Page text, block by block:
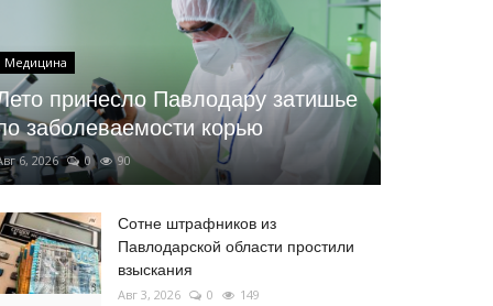
Медицина
принесло Павлодару затишье
заболеваемости корью
6, 2026 0 90
Сотне штрафников из
Павлодарской области простили
взыскания
Авг 3, 2026 0 149